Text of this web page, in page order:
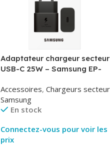
Adaptateur chargeur secteur
USB-C 25W – Samsung EP-
Packaging Original
Accessoires, Chargeurs secteur
Samsung
En stock
Connectez-vous pour voir les
prix